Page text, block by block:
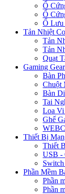
Ổ
Ổ
Ổ Lưu
Tản Nhiệt
Tản
Tản
Quạt
Gaming Gear
Bàn
Chuột
Bàn
Tai
Loa
Ghế
Thiết Bị
Thiết
USB -
Phần Mềm
Phần
Phần